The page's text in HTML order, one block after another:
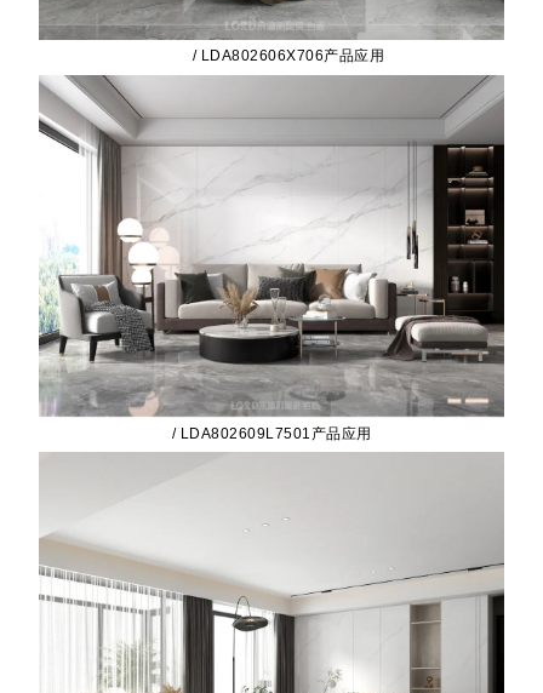
/ LDA802606X706产品应用
/ LDA802609L7501产品应用